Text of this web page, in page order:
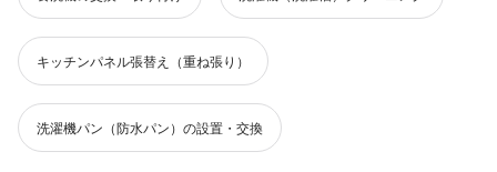
キッチンパネル張替え（重ね張り）
洗濯機パン（防水パン）の設置・交換